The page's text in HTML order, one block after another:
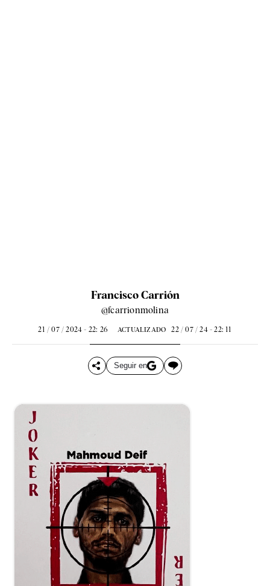
Francisco Carrión
@fcarrionmolina
21 / 07 / 2024 - 22: 26 ACTUALIZADO 22 / 07 / 24 - 22: 11
Seguir en